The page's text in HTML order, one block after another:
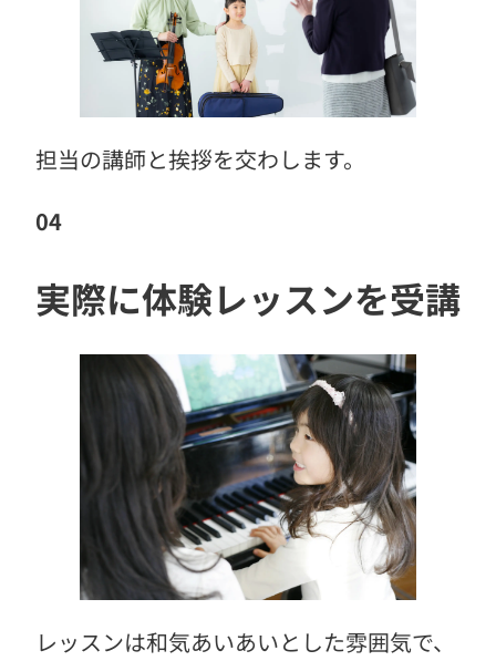
担当の講師と挨拶を交わします。
04
実際に体験レッスンを受講
レッスンは和気あいあいとした雰囲気で、